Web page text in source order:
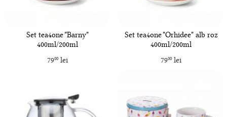
Set tea4one "Barny"
400ml/200ml
7900lei
Set tea4one "Orhidee" alb roz
400ml/200ml
7900lei